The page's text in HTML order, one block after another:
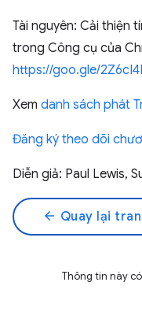
Tài nguyên: Cải thiện
trong Công cụ của
https://goo.gle/2Z6cI4I
Xem danh sách phát
Đăng ký theo dõi
Diễn giả: Paul Lewis,
arrow_back Quay lại
Thông tin này